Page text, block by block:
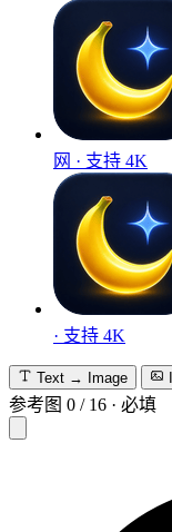
网 · 支持 4K
· 支持 4K
Text → Image
参考图 0 / 16 · 必填